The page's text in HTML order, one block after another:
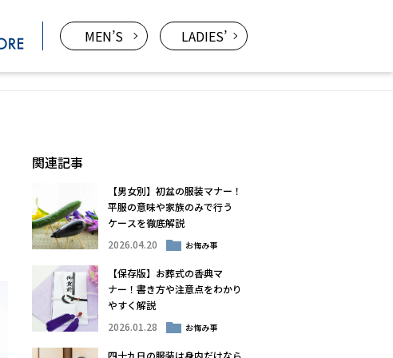
MEN’S LADIES’
関連記事
【男女別】初盆の服装マナー！
平服の意味や家族のみで行う
ケースを徹底解説
2026.04.20
お悔み事
【保存版】お葬式の香典マ
ナー！書き方や注意点をわかり
やすく解説
2026.01.28
お悔み事
四十九日の服装は身内だけなら